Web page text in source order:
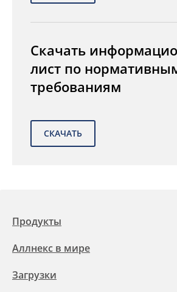
Скачать
лист по
требованиям
Продукты
Аллнекс в мире
Загрузки